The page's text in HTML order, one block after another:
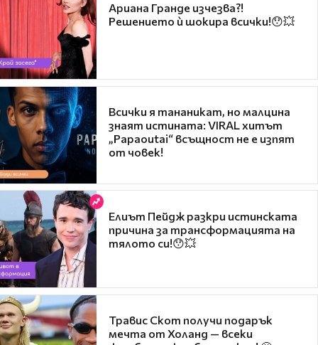
Ариана Гранде изчезва?!
Решението ѝ шокира всички!😯💥
Всички я тананикат, но малцина
знаят истината: VIRAL хитът
„Papaoutai“ всъщност не е изпят
от човек!
Елиът Пейдж разкри истинската
причина за трансформацията на
тялото си!😯💥
Травис Скот получи подарък
мечта от Холанд — всеки